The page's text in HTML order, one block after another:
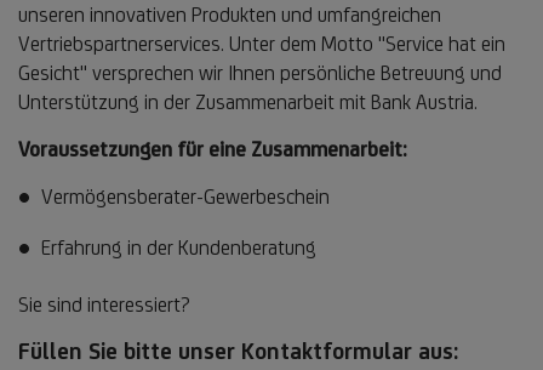
unseren innovativen Produkten und umfangreichen
Vertriebspartnerservices. Unter dem Motto "Service hat ein
Gesicht" versprechen wir Ihnen persönliche Betreuung und
Unterstützung in der Zusammenarbeit mit Bank Austria.
Voraussetzungen für eine Zusammenarbeit:
Vermögensberater-Gewerbeschein
Erfahrung in der Kundenberatung
Sie sind interessiert?
Füllen Sie bitte unser Kontaktformular aus: